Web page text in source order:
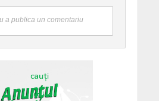
a publica un comentariu